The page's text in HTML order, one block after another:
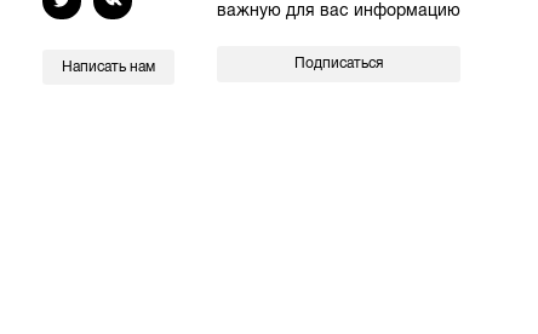
Написать нам
важную для вас информацию
Подписаться